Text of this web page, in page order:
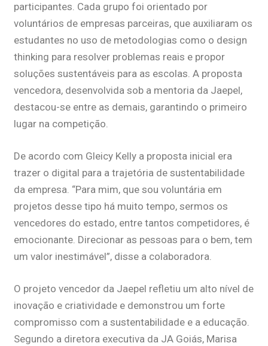
participantes. Cada grupo foi orientado por
voluntários de empresas parceiras, que auxiliaram os
estudantes no uso de metodologias como o design
thinking para resolver problemas reais e propor
soluções sustentáveis para as escolas. A proposta
vencedora, desenvolvida sob a mentoria da Jaepel,
destacou-se entre as demais, garantindo o primeiro
lugar na competição.
De acordo com Gleicy Kelly a proposta inicial era
trazer o digital para a trajetória de sustentabilidade
da empresa. “Para mim, que sou voluntária em
projetos desse tipo há muito tempo, sermos os
vencedores do estado, entre tantos competidores, é
emocionante. Direcionar as pessoas para o bem, tem
um valor inestimável”, disse a colaboradora.
O projeto vencedor da Jaepel refletiu um alto nível de
inovação e criatividade e demonstrou um forte
compromisso com a sustentabilidade e a educação.
Segundo a diretora executiva da JA Goiás, Marisa